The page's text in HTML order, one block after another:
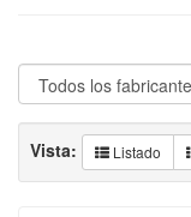
Vista: Listado